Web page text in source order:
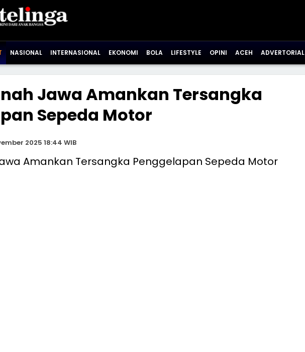
NASIONAL INTERNASIONAL EKONOMI BOLA LIFESTYLE OPINI ACEH ADVERTORIAL
Jawa Amankan Tersangka
Sepeda Motor
2025 18:44 WIB